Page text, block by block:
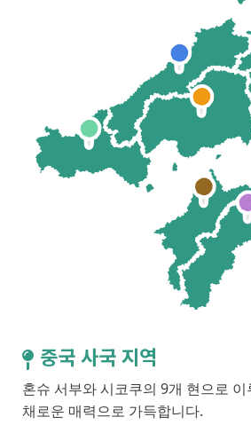
중국 사국 지역
혼슈 서부와 시코쿠의 9개 현으로
채로운 매력으로 가득합니다.